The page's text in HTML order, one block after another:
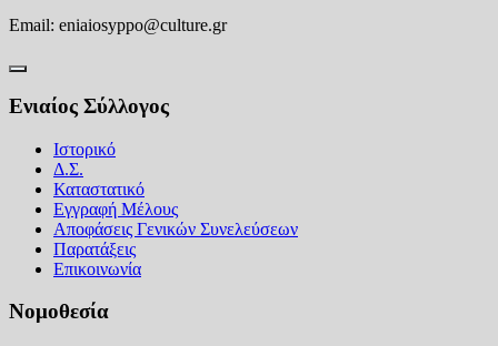
Email: eniaiosyppo@culture.gr
Ενιαίος Σύλλογος
Ιστορικό
Δ.Σ.
Καταστατικό
Εγγραφή Μέλους
Αποφάσεις Γενικών Συνελεύσεων
Παρατάξεις
Επικοινωνία
Νομοθεσία